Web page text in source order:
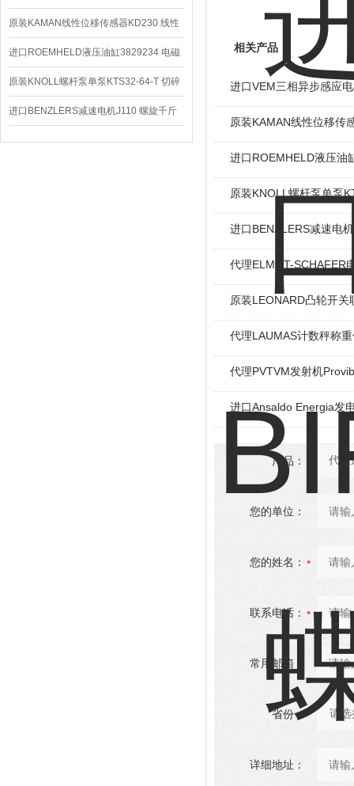
K21R80G4马达
原装KAMAN线性位移传感器KD230 线性
编码器
进口ROEMHELD液压油缸3829234 电磁
阀定位器
原装KNOLL螺杆泵单泵KTS32-64-T 切碎
排屑机
进口BENZLERS减速电机J110 螺旋千斤
顶BD-58
相关产品
进口VEM三相异步感应
原装KAMAN线性位移传
进口ROEMHELD液压油
原装KNOLL螺杆泵单泵
进口BENZLERS减速电
代理ELMOT-SCHAFER
原装LEONARD凸轮开关
代理LAUMAS计数秤称
代理PVTVM发射机
进口Ansaldo Energia发
产品：
您的单位：
您的姓名：
联系电话：
常用邮箱：
省份：
详细地址：